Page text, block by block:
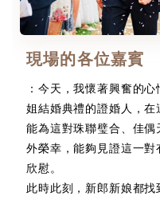
現場的各位嘉賓
：今天，我懷著興奮的
姐結婚典禮的證婚人，在
能為這對珠聯璧合、佳
外榮幸，能夠見證這一
欣慰。
此時此刻，新郎新娘都